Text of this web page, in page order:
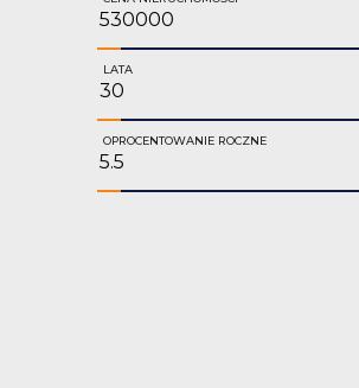
LATA
OPROCENTOWANIE ROCZNE